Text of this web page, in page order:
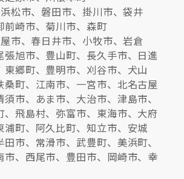
松市、磐田市、掛川市、袋井
前崎市、菊川市、森町
市、春日井市、小牧市、岩倉
張旭市、豊山町、長久手市、日進
東郷町、豊明市、刈谷市、犬山
桑町、江南市、一宮市、北名古屋
市、あま市、大治市、津島市、
、飛島村、弥富市、東海市、大府
浦町、阿久比町、知立市、安城
市、常滑市、武豊町、美浜町、
市、西尾市、豊田市、岡崎市、幸